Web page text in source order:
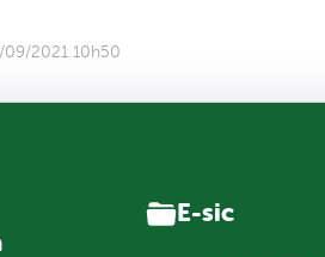
2021 10h50
E-sic